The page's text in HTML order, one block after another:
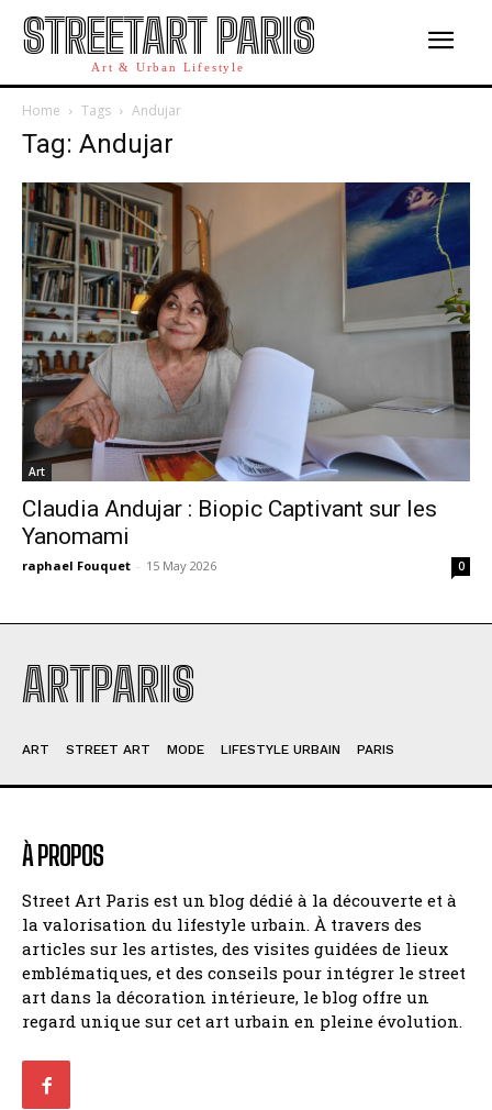
STREETART PARIS
Art & Urban Lifestyle
Home Tags Andujar
Tag: Andujar
Art
Claudia Andujar : Biopic Captivant sur les
Yanomami
raphael Fouquet - 15 May 2026 0
ARTPARIS
ART STREET ART MODE LIFESTYLE URBAIN PARIS
À PROPOS
Street Art Paris est un blog dédié à la découverte et à
la valorisation du lifestyle urbain. À travers des
articles sur les artistes, des visites guidées de lieux
emblématiques, et des conseils pour intégrer le street
art dans la décoration intérieure, le blog offre un
regard unique sur cet art urbain en pleine évolution.